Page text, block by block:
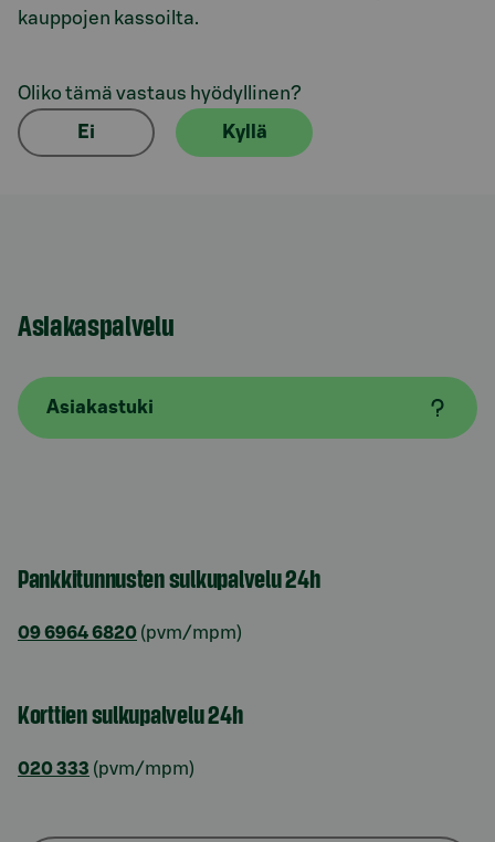
kauppojen kassoilta.
Oliko tämä vastaus hyödyllinen?
Ei Kyllä
Asiakaspalvelu
Asiakastuki
Pankkitunnusten sulkupalvelu 24h
09 6964 6820 (pvm/mpm)
Korttien sulkupalvelu 24h
020 333 (pvm/mpm)